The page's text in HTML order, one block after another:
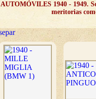
AUTOMÓVILES 1940 - 1949.
meritorias